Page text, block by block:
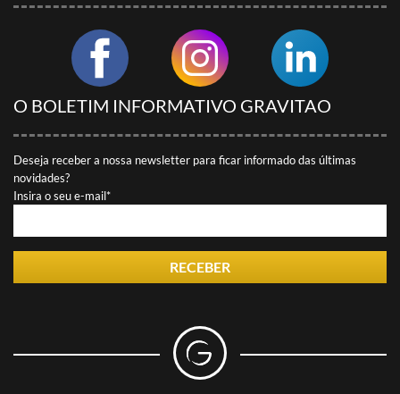
O BOLETIM INFORMATIVO GRAVITAO
Deseja receber a nossa newsletter para ficar informado das últimas
novidades?
Insira o seu e-mail*
RECEBER